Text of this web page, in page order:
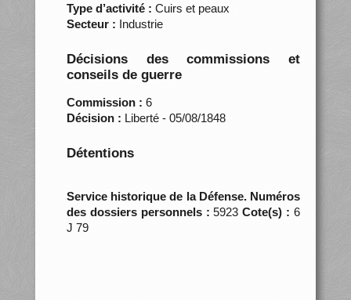
Type d’activité : Cuirs et peaux
Secteur : Industrie
Décisions des commissions et
conseils de guerre
Commission : 6
Décision : Liberté - 05/08/1848
Détentions
Service historique de la Défense. Numéros
des dossiers personnels :5923Cote(s) : 6
J 79